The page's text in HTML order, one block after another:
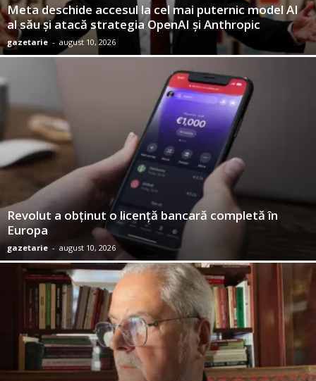
Meta deschide accesul la cel mai puternic model AI
al său şi atacă strategia OpenAI şi Anthropic
gazetarie - august 10, 2026
Revolut a obţinut o licenţă bancară completă în
Europa
gazetarie - august 10, 2026